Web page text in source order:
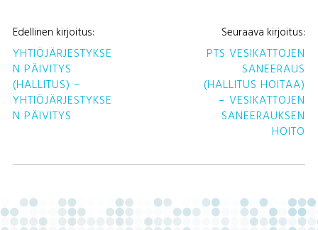
Edellinen kirjoitus:
YHTIÖJÄRJESTYKSE
N PÄIVITYS
(HALLITUS) –
YHTIÖJÄRJESTYKSE
N PÄIVITYS
Seuraava kirjoitus:
PTS VESIKATTOJEN
SANEERAUS
(HALLITUS HOITAA)
– VESIKATTOJEN
SANEERAUKSEN
HOITO